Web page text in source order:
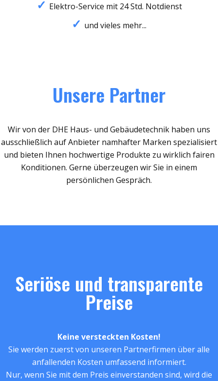
Elektro-Service mit 24 Std. Notdienst
und vieles mehr...
Unsere Partner
Wir von der DHE Haus- und Gebäudetechnik haben uns
ausschließlich auf Anbieter namhafter Marken spezialisiert
und bieten Ihnen hochwertige Produkte zu wirklich fairen
Konditionen. Gerne überzeugen wir Sie in einem
persönlichen Gespräch.
Seriöse und transparente
Preise
Keine versteckten Kosten!
Sie werden zuerst von unseren Partnerfirmen über alle
anfallenden Kosten umfassend informiert.
Nur, wenn Sie mit dem Preis einverstanden sind, wird die